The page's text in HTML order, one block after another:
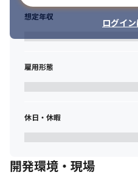
＜仕事の魅力＞
・200万人のユーザが利用する
・大規模トラフィックを支える
ンス改善など、成長し続けるサ
トにユーザーに届き、サービス
す。
企画・要件定義段階から深く関
た提案が尊重され、自身のアイ
・新技術導入における裁量の大き
技術的な課題解決やサービス成
ログイ
想定年収
雇用形態
休日・休暇
開発環境・現場